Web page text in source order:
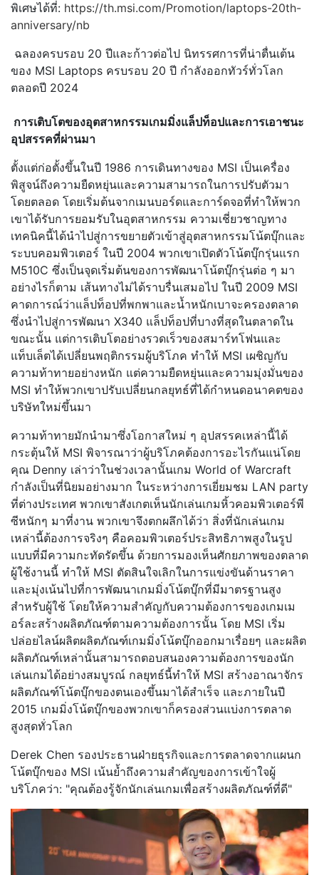
พิเศษได้ที่: https://th.msi.com/Promotion/laptops-20th-
anniversary/nb
ฉลองครบรอบ 20 ปีและก้าวต่อไป นิทรรศการที่น่าตื่นเต้น
ของ MSI Laptops ครบรอบ 20 ปี กำลังออกทัวร์ทั่วโลก
ตลอดปี 2024
การเติบโตของอุตสาหกรรมเกมมิ่งแล็ปท็อปและการเอาชนะ
อุปสรรคที่ผ่านมา
ตั้งแต่ก่อตั้งขึ้นในปี 1986 การเดินทางของ MSI เป็นเครื่อง
พิสูจน์ถึงความยืดหยุ่นและความสามารถในการปรับตัวมา
โดยตลอด โดยเริ่มต้นจากเมนบอร์ดและการ์ดจอที่ทำให้พวก
เขาได้รับการยอมรับในอุตสาหกรรม ความเชี่ยวชาญทาง
เทคนิคนี้ได้นำไปสู่การขยายตัวเข้าสู่อุตสาหกรรมโน้ตบุ๊กและ
ระบบคอมพิวเตอร์ ในปี 2004 พวกเขาเปิดตัวโน้ตบุ๊กรุ่นแรก
M510C ซึ่งเป็นจุดเริ่มต้นของการพัฒนาโน้ตบุ๊กรุ่นต่อ ๆ มา
อย่างไรก็ตาม เส้นทางไม่ได้ราบรื่นเสมอไป ในปี 2009 MSI
คาดการณ์ว่าแล็ปท็อปที่พกพาและน้ำหนักเบาจะครองตลาด
ซึ่งนำไปสู่การพัฒนา X340 แล็ปท็อปที่บางที่สุดในตลาดใน
ขณะนั้น แต่การเติบโตอย่างรวดเร็วของสมาร์ทโฟนและ
แท็บเล็ตได้เปลี่ยนพฤติกรรมผู้บริโภค ทำให้ MSI เผชิญกับ
ความท้าทายอย่างหนัก แต่ความยืดหยุ่นและความมุ่งมั่นของ
MSI ทำให้พวกเขาปรับเปลี่ยนกลยุทธ์ที่ได้กำหนดอนาคตของ
บริษัทใหม่ขึ้นมา
ความท้าทายมักนำมาซึ่งโอกาสใหม่ ๆ อุปสรรคเหล่านี้ได้
กระตุ้นให้ MSI พิจารณาว่าผู้บริโภคต้องการอะไรกันแน่โดย
คุณ Denny เล่าว่าในช่วงเวลานั้นเกม World of Warcraft
กำลังเป็นที่นิยมอย่างมาก ในระหว่างการเยี่ยมชม LAN party
ที่ต่างประเทศ พวกเขาสังเกตเห็นนักเล่นเกมหิ้วคอมพิวเตอร์พี
ซีหนักๆ มาที่งาน พวกเขาจึงตกผลึกได้ว่า สิ่งที่นักเล่นเกม
เหล่านี้ต้องการจริงๆ คือคอมพิวเตอร์ประสิทธิภาพสูงในรูป
แบบที่มีความกะทัดรัดขึ้น ด้วยการมองเห็นศักยภาพของตลาด
ผู้ใช้งานนี้ ทำให้ MSI ตัดสินใจเลิกในการแข่งขันด้านราคา
และมุ่งเน้นไปที่การพัฒนาเกมมิ่งโน้ตบุ๊กที่มีมาตรฐานสูง
สำหรับผู้ใช้ โดยให้ความสำคัญกับความต้องการของเกมเม
อร์ละสร้างผลิตภัณฑ์ตามความต้องการนั้น โดย MSI เริ่ม
ปล่อยไลน์ผลิตผลิตภัณฑ์เกมมิ่งโน้ตบุ๊กออกมาเรื่อยๆ และผลิต
ผลิตภัณฑ์เหล่านั้นสามารถตอบสนองความต้องการของนัก
เล่นเกมได้อย่างสมบูรณ์ กลยุทธ์นี้ทำให้ MSI สร้างอาณาจักร
ผลิตภัณฑ์โน้ตบุ๊กของตนเองขึ้นมาได้สำเร็จ และภายในปี
2015 เกมมิ่งโน้ตบุ๊กของพวกเขาก็ครองส่วนแบ่งการตลาด
สูงสุดทั่วโลก
Derek Chen รองประธานฝ่ายธุรกิจและการตลาดจากแผนก
โน้ตบุ๊กของ MSI เน้นย้ำถึงความสำคัญของการเข้าใจผู้
บริโภคว่า: "คุณต้องรู้จักนักเล่นเกมเพื่อสร้างผลิตภัณฑ์ที่ดี"